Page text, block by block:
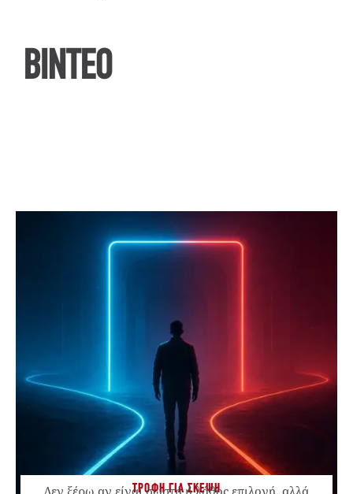
ΒΙΝΤΕΟ
ΤΡΟΦΗ ΓΙΑ ΣΚΕΨΗ
Δεν ξέρω αν είναι σωστή ή λάθος επιλογή, αλλά